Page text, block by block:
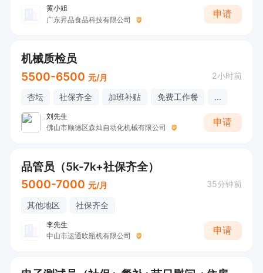
黄小姐
广东昇品食品科技有限公司
申请
机械质检员
5500-6500 元/月 2小时前
杏坛 社保齐全 加班补贴 免费工作餐 ...
刘先生
佛山市顺德区森灿自动化机械有限公司
申请
品管员（5k-7k+社保齐全）
5000-7000 元/月 35分钟前
其他地区 社保齐全
李先生
中山市运通吹瓶机有限公司
申请